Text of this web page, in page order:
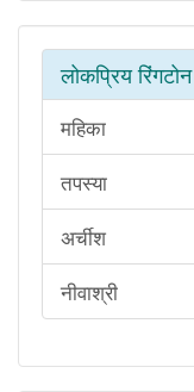
लोकप्रिय रिंगटोन
महिका
तपस्या
अर्चीश
नीवाश्री